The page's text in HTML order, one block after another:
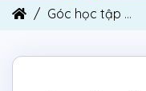
Góc học tập